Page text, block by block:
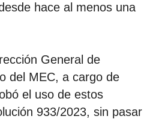
hace al menos una
General de
del MEC, a cargo de
el uso de estos
933/2023, sin pasar